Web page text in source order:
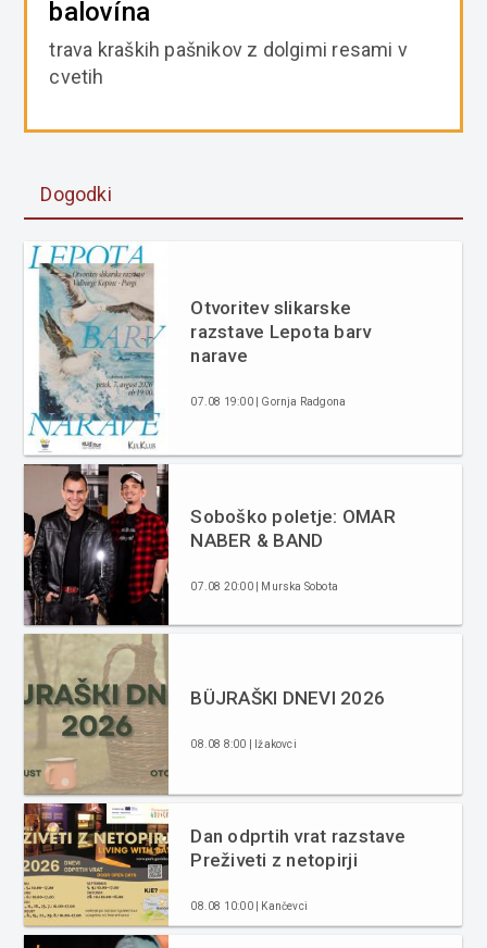
balovína
trava kraških pašnikov z dolgimi resami v
cvetih
Dogodki
Otvoritev slikarske
razstave Lepota barv
narave
07.08 19:00 | Gornja Radgona
Soboško poletje: OMAR
NABER & BAND
07.08 20:00 | Murska Sobota
BÜJRAŠKI DNEVI 2026
08.08 8:00 | Ižakovci
Dan odprtih vrat razstave
Preživeti z netopirji
08.08 10:00 | Kančevci